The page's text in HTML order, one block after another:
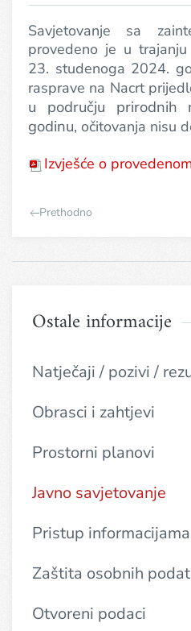
Savjetovanje sa
provedeno je u
23. studenoga 2024.
rasprave na Nacrt
u području prirodnih
godinu, očitovanja nisu
Izvješće o
Prethodno
Ostale informacije
Natječaji / pozivi /
Obrasci i zahtjevi
Prostorni planovi
Javno savjetovanje
Pristup informacijama
Zaštita osobnih
Otvoreni podaci